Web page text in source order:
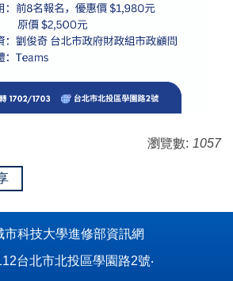
瀏覽數: 1057
市科技大學進修部資訊網
台北市北投區學園路2號‧